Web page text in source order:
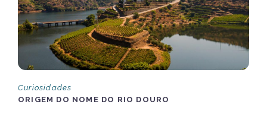
Curiosidades
ORIGEM DO NOME DO RIO DOURO